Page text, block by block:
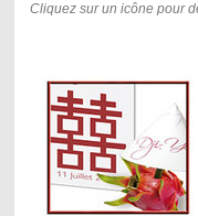
Cliquez sur un icône pour